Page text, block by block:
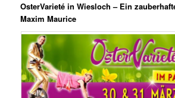
OsterVarieté in Wiesloch – Ein
Maxim Maurice